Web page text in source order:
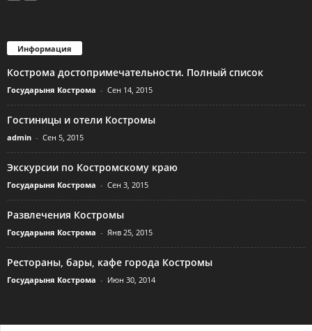
Информация
Кострома достопримечательности. Полный список
Государыня Кострома - Сен 14, 2015
Гостиницы и отели Костромы
admin - Сен 5, 2015
Экскурсии по Костромскому краю
Государыня Кострома - Сен 3, 2015
Развлечения Костромы
Государыня Кострома - Янв 25, 2015
Рестораны, бары, кафе города Костромы
Государыня Кострома - Июн 30, 2014